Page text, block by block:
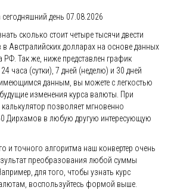
сегодняшний день 07.08.2026
сколько стоит четыре тысячи двести
в Австралийских долларах на основе данных
РФ. Так же, ниже представлен график
часа (сутки), 7 дней (неделю) и 30 дней
данным, вы можете с легкостью
изменения курса валюты. При
позволяет мгновенно
Дирхамов в любую другую интересующую
и точного алгоритма наш конвертер очень
преобразования любой суммы
для того, чтобы узнать курс
воспользуйтесь формой выше.